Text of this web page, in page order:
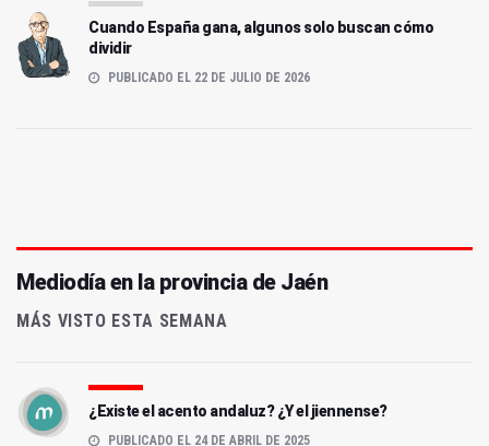
Cuando España gana, algunos solo buscan cómo
dividir
PUBLICADO EL 22 DE JULIO DE 2026
Mediodía en la provincia de Jaén
MÁS VISTO ESTA SEMANA
¿Existe el acento andaluz? ¿Y el jiennense?
PUBLICADO EL 24 DE ABRIL DE 2025